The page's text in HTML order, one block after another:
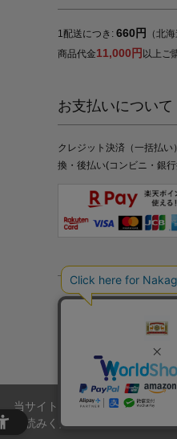
1配送につき: 660円
（北
商品代金11,000円 以上ご
お支払いについて
クレジット決済（一括払い
換・後払い(コンビニ・銀
プ
当サイトでは、当サイト内にお
お読みください。